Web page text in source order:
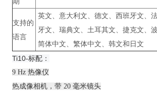
支持的
语言
英文、意大利文、德文、西班牙文、
牙文、瑞典文、土耳其文、捷克文、
简体中文、繁体中文、韩文和日文
Ti10-标配：
9 Hz 热像仪
热成像相机，带 20 毫米镜头